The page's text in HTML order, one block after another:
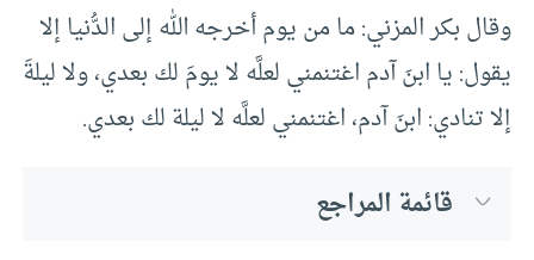
وقال بكر المزني: ما من يوم أخرجه الله إلى الدُّنيا إلا
يقول: يا ابنَ آدم اغتنمني لعلَّه لا يومَ لك بعدي، ولا ليلةَ
إلا تنادي: ابنَ آدم، اغتنمني لعلَّه لا ليلة لك بعدي.
قائمة المراجع